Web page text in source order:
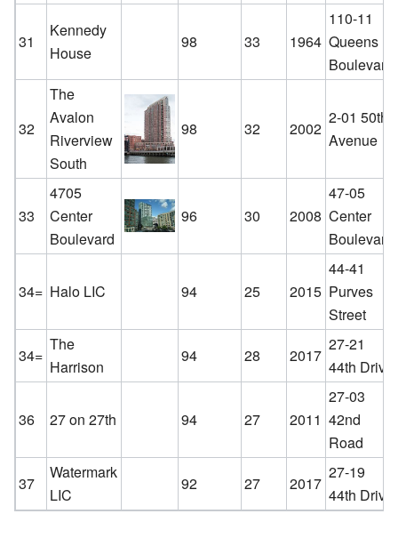
31
Kennedy
House
98 33 1964
110-11
Queens
Boulevard
32
The
Avalon
Riverview
South
98 32 2002
2-01 50th
Avenue
33
4705
Center
Boulevard
96 30 2008
47-05
Center
Boulevard
34= Halo LIC 94 25 2015
44-41
Purves
Street
34=
The
Harrison
94 28 2017
27-21
44th Drive
36 27 on 27th 94 27 2011
27-03
42nd
Road
37
Watermark
LIC
92 27 2017
27-19
44th Drive